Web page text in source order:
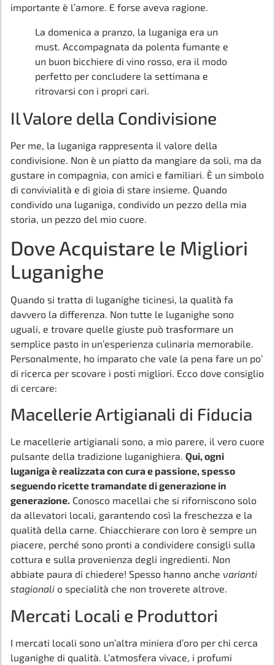
importante è l’amore. E forse aveva ragione.
La domenica a pranzo, la luganiga era un
must. Accompagnata da polenta fumante e
un buon bicchiere di vino rosso, era il modo
perfetto per concludere la settimana e
ritrovarsi con i propri cari.
Il Valore della Condivisione
Per me, la luganiga rappresenta il valore della
condivisione. Non è un piatto da mangiare da soli, ma da
gustare in compagnia, con amici e familiari. È un simbolo
di convivialità e di gioia di stare insieme. Quando
condivido una luganiga, condivido un pezzo della mia
storia, un pezzo del mio cuore.
Dove Acquistare le Migliori
Luganighe
Quando si tratta di luganighe ticinesi, la qualità fa
davvero la differenza. Non tutte le luganighe sono
uguali, e trovare quelle giuste può trasformare un
semplice pasto in un’esperienza culinaria memorabile.
Personalmente, ho imparato che vale la pena fare un po’
di ricerca per scovare i posti migliori. Ecco dove consiglio
di cercare:
Macellerie Artigianali di Fiducia
Le macellerie artigianali sono, a mio parere, il vero cuore
pulsante della tradizione luganighiera. Qui, ogni
luganiga è realizzata con cura e passione, spesso
seguendo ricette tramandate di generazione in
generazione. Conosco macellai che si riforniscono solo
da allevatori locali, garantendo così la freschezza e la
qualità della carne. Chiacchierare con loro è sempre un
piacere, perché sono pronti a condividere consigli sulla
cottura e sulla provenienza degli ingredienti. Non
abbiate paura di chiedere! Spesso hanno anche varianti
stagionali o specialità che non troverete altrove.
Mercati Locali e Produttori
I mercati locali sono un’altra miniera d’oro per chi cerca
luganighe di qualità. L’atmosfera vivace, i profumi